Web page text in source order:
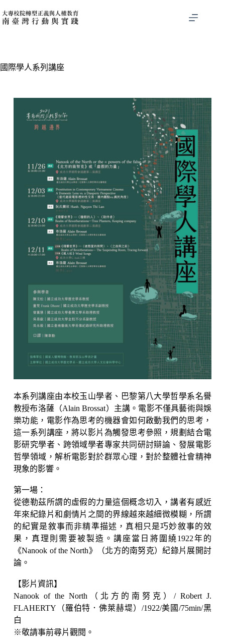
國際學人系列講座
本系列講座由本校玉山學者、巴黎第八大學哲學系名譽
教授布洛薩（Alain Brossat）主講。電影不僅具藝術與娛
樂功能，電影作為思考的機器會如何啟動我們的思考，
這一系列講座，將以影片為觸發思考參照，規劃結合電
影研究學者、跨領域學者專家共同研討辯論、發展電影
哲學領域，解析電影對於群眾心理，對於整體社會精神
現象的影響。
第一場：
從德勒茲所謂的虛假的力量這個概念切入，講者有感近
年來紀錄片和劇情片之間的界線越來越細微模糊，所謂
的紀實是敘事而非精準描述，真相只是巧妙敘事的效
果，真理則需要被製造。講座當日將圍繞1922年的
《Nanook of the North》（北方的南努克）紀錄片展開討
論。
【影片資訊】
Nanook of the North（北方的南努克）/ Robert J.
FLAHERTY（羅伯特．佛萊赫堤）/1922/美國/75min/黑
白
※敬請事前尋片觀閱。